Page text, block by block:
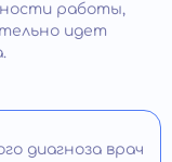
работы,
идет
диагноза врач